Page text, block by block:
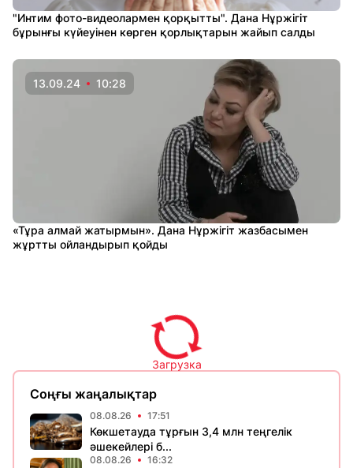
"Интим фото-видеолармен қорқытты". Дана Нұржігіт
бұрынғы күйеуінен көрген қорлықтарын жайып салды
13.09.24 10:28
«Тұра алмай жатырмын». Дана Нұржігіт жазбасымен
жұртты ойландырып қойды
Загрузка
Соңғы жаңалықтар
08.08.26 17:51
Көкшетауда тұрғын 3,4 млн теңгелік
әшекейлері б...
08.08.26 16:32